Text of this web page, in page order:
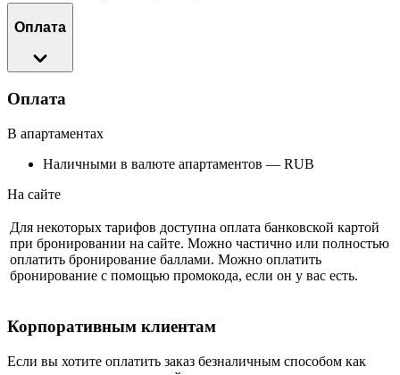
Оплата
Оплата
В апартаментах
Наличными в валюте апартаментов — RUB
На сайте
Для некоторых тарифов доступна оплата банковской картой
при бронировании на сайте. Можно частично или полностью
оплатить бронирование баллами. Можно оплатить
бронирование с помощью промокода, если он у вас есть.
Корпоративным клиентам
Если вы хотите оплатить заказ безналичным способом как